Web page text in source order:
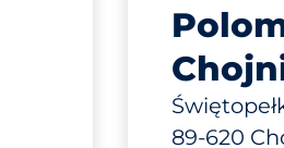
89-620